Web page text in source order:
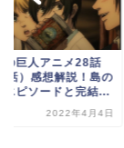
の巨人アニメ28話
話）感想解説！島の
エピソードと完結...
2022年4月4日